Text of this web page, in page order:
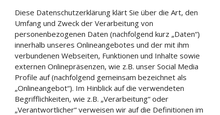
Diese Datenschutzerklärung klärt Sie über die Art, den
Umfang und Zweck der Verarbeitung von
personenbezogenen Daten (nachfolgend kurz „Daten“)
innerhalb unseres Onlineangebotes und der mit ihm
verbundenen Webseiten, Funktionen und Inhalte sowie
externen Onlinepräsenzen, wie z.B. unser Social Media
Profile auf (nachfolgend gemeinsam bezeichnet als
„Onlineangebot“). Im Hinblick auf die verwendeten
Begrifflichkeiten, wie z.B. „Verarbeitung“ oder
„Verantwortlicher“ verweisen wir auf die Definitionen im